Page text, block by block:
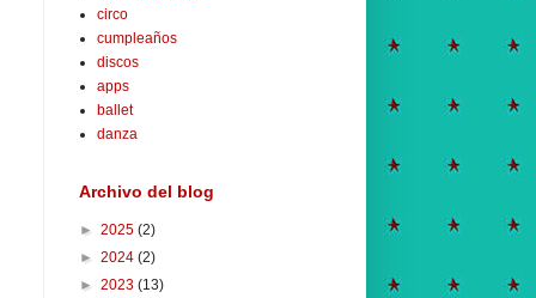
circo
cumpleaños
discos
apps
ballet
danza
Archivo del blog
► 2025 (2)
► 2024 (2)
► 2023 (13)